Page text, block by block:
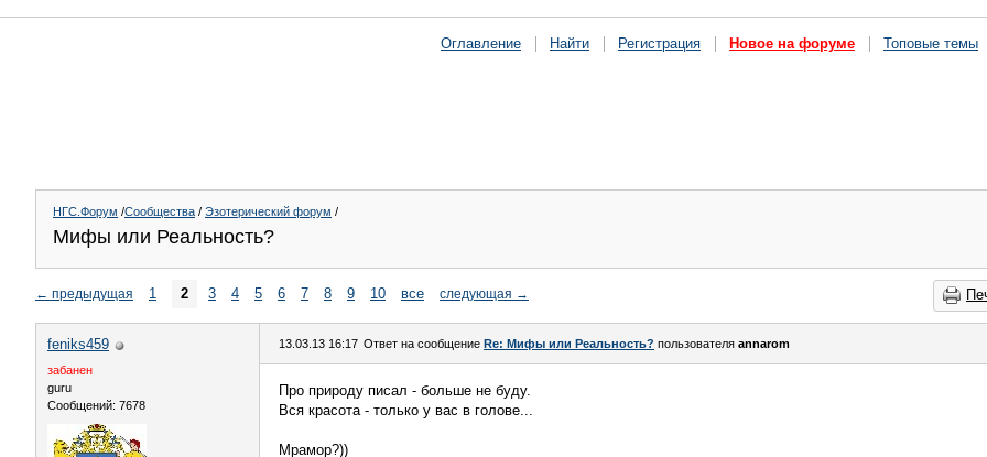
Оглавление Найти Регистрация Новое на форуме Топовые темы
НГС.Форум /Сообщества / Эзотерический форум /
Мифы или Реальность?
← предыдущая 1 2 3 4 5 6 7 8 9 10 все следующая →
feniks459
забанен
guru
Сообщений: 7678
13.03.13 16:17 Ответ на сообщение Re: Мифы или Реальность? пользователя annarom
Про природу писал - больше не буду.
Вся красота - только у вас в голове...
Мрамор?))